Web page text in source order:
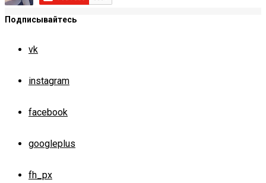
Подписывайтесь
vk
instagram
facebook
googleplus
fh_px